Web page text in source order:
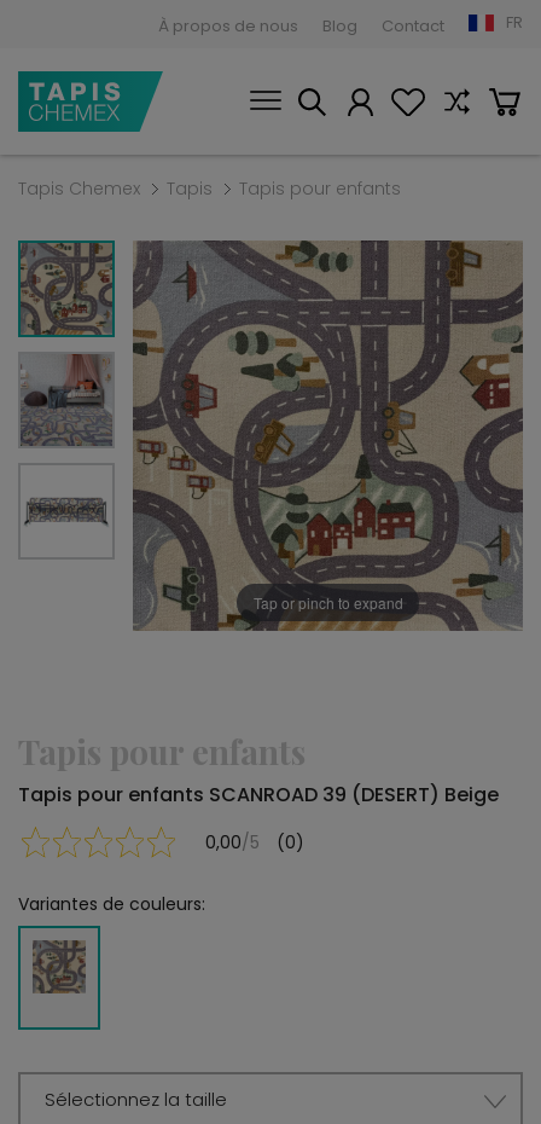
À propos de nous Blog Contact FR
Tapis Chemex Tapis Tapis pour enfants
Tap or pinch to expand
Tapis pour enfants
Tapis pour enfants SCANROAD 39 (DESERT) Beige
0,00/5 (0)
Variantes de couleurs:
Sélectionnez la taille